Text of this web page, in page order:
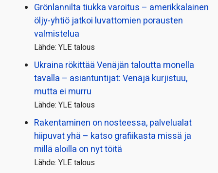
Grönlannilta tiukka varoitus – amerikkalainen
öljy-yhtiö jatkoi luvattomien porausten
valmistelua
Lähde: YLE talous
Ukraina rökittää Venäjän taloutta monella
tavalla – asiantuntijat: Venäjä kurjistuu,
mutta ei murru
Lähde: YLE talous
Rakentaminen on nosteessa, palvelualat
hiipuvat yhä – katso grafiikasta missä ja
millä aloilla on nyt töitä
Lähde: YLE talous